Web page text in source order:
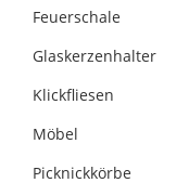
Feuerschale
Glaskerzenhalter
Klickfliesen
Möbel
Picknickkörbe